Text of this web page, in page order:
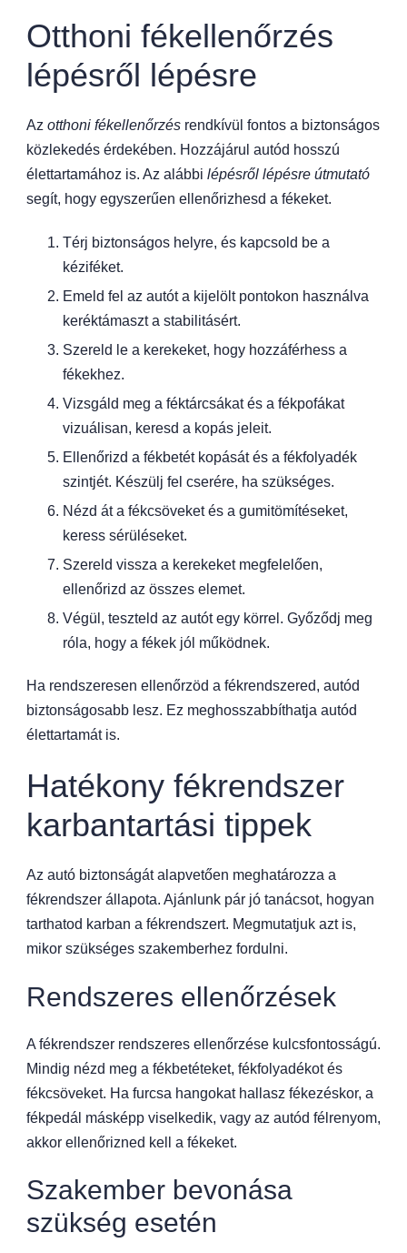
Otthoni fékellenőrzés
lépésről lépésre
Az otthoni fékellenőrzés rendkívül fontos a biztonságos
közlekedés érdekében. Hozzájárul autód hosszú
élettartamához is. Az alábbi lépésről lépésre útmutató
segít, hogy egyszerűen ellenőrizhesd a fékeket.
Térj biztonságos helyre, és kapcsold be a
kéziféket.
Emeld fel az autót a kijelölt pontokon használva
keréktámaszt a stabilitásért.
Szereld le a kerekeket, hogy hozzáférhess a
fékekhez.
Vizsgáld meg a féktárcsákat és a fékpofákat
vizuálisan, keresd a kopás jeleit.
Ellenőrizd a fékbetét kopását és a fékfolyadék
szintjét. Készülj fel cserére, ha szükséges.
Nézd át a fékcsöveket és a gumitömítéseket,
keress sérüléseket.
Szereld vissza a kerekeket megfelelően,
ellenőrizd az összes elemet.
Végül, teszteld az autót egy körrel. Győződj meg
róla, hogy a fékek jól működnek.
Ha rendszeresen ellenőrzöd a fékrendszered, autód
biztonságosabb lesz. Ez meghosszabbíthatja autód
élettartamát is.
Hatékony fékrendszer
karbantartási tippek
Az autó biztonságát alapvetően meghatározza a
fékrendszer állapota. Ajánlunk pár jó tanácsot, hogyan
tarthatod karban a fékrendszert. Megmutatjuk azt is,
mikor szükséges szakemberhez fordulni.
Rendszeres ellenőrzések
A fékrendszer rendszeres ellenőrzése kulcsfontosságú.
Mindig nézd meg a fékbetéteket, fékfolyadékot és
fékcsöveket. Ha furcsa hangokat hallasz fékezéskor, a
fékpedál másképp viselkedik, vagy az autód félrenyom,
akkor ellenőrizned kell a fékeket.
Szakember bevonása
szükség esetén